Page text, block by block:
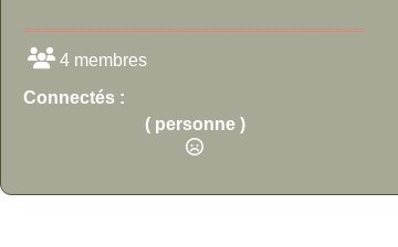
4 membres
Connectés :
( personne )